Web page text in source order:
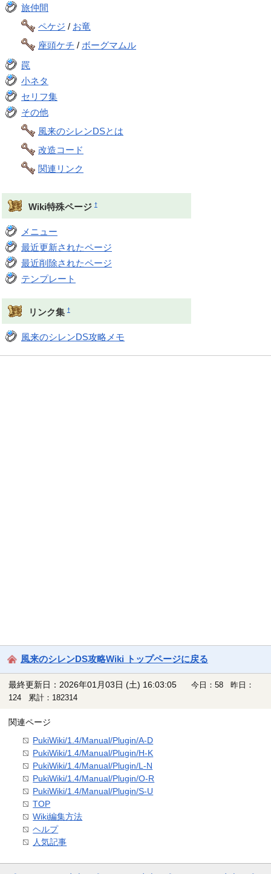
旅仲間
ペケジ / お竜
座頭ケチ / ボーグマムル
罠
小ネタ
セリフ集
その他
風来のシレンDSとは
改造コード
関連リンク
Wiki特殊ページ †
メニュー
最近更新されたページ
最近削除されたページ
テンプレート
リンク集 †
風来のシレンDS攻略メモ
風来のシレンDS攻略Wiki トップページに戻る
最終更新日：2026年01月03日 (土) 16:03:05
今日：58 昨日：
124 累計：182314
関連ページ
PukiWiki/1.4/Manual/Plugin/A-D
PukiWiki/1.4/Manual/Plugin/H-K
PukiWiki/1.4/Manual/Plugin/L-N
PukiWiki/1.4/Manual/Plugin/O-R
PukiWiki/1.4/Manual/Plugin/S-U
TOP
Wiki編集方法
ヘルプ
人気記事